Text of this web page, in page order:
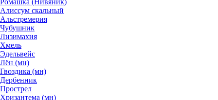
Ромашка (Нивяник)
Алиссум скальный
Альстремерия
Чубушник
Лизимахия
Хмель
Эдельвейс
Лён (мн)
Гвоздика (мн)
Дербенник
Прострел
Хризантема (мн)